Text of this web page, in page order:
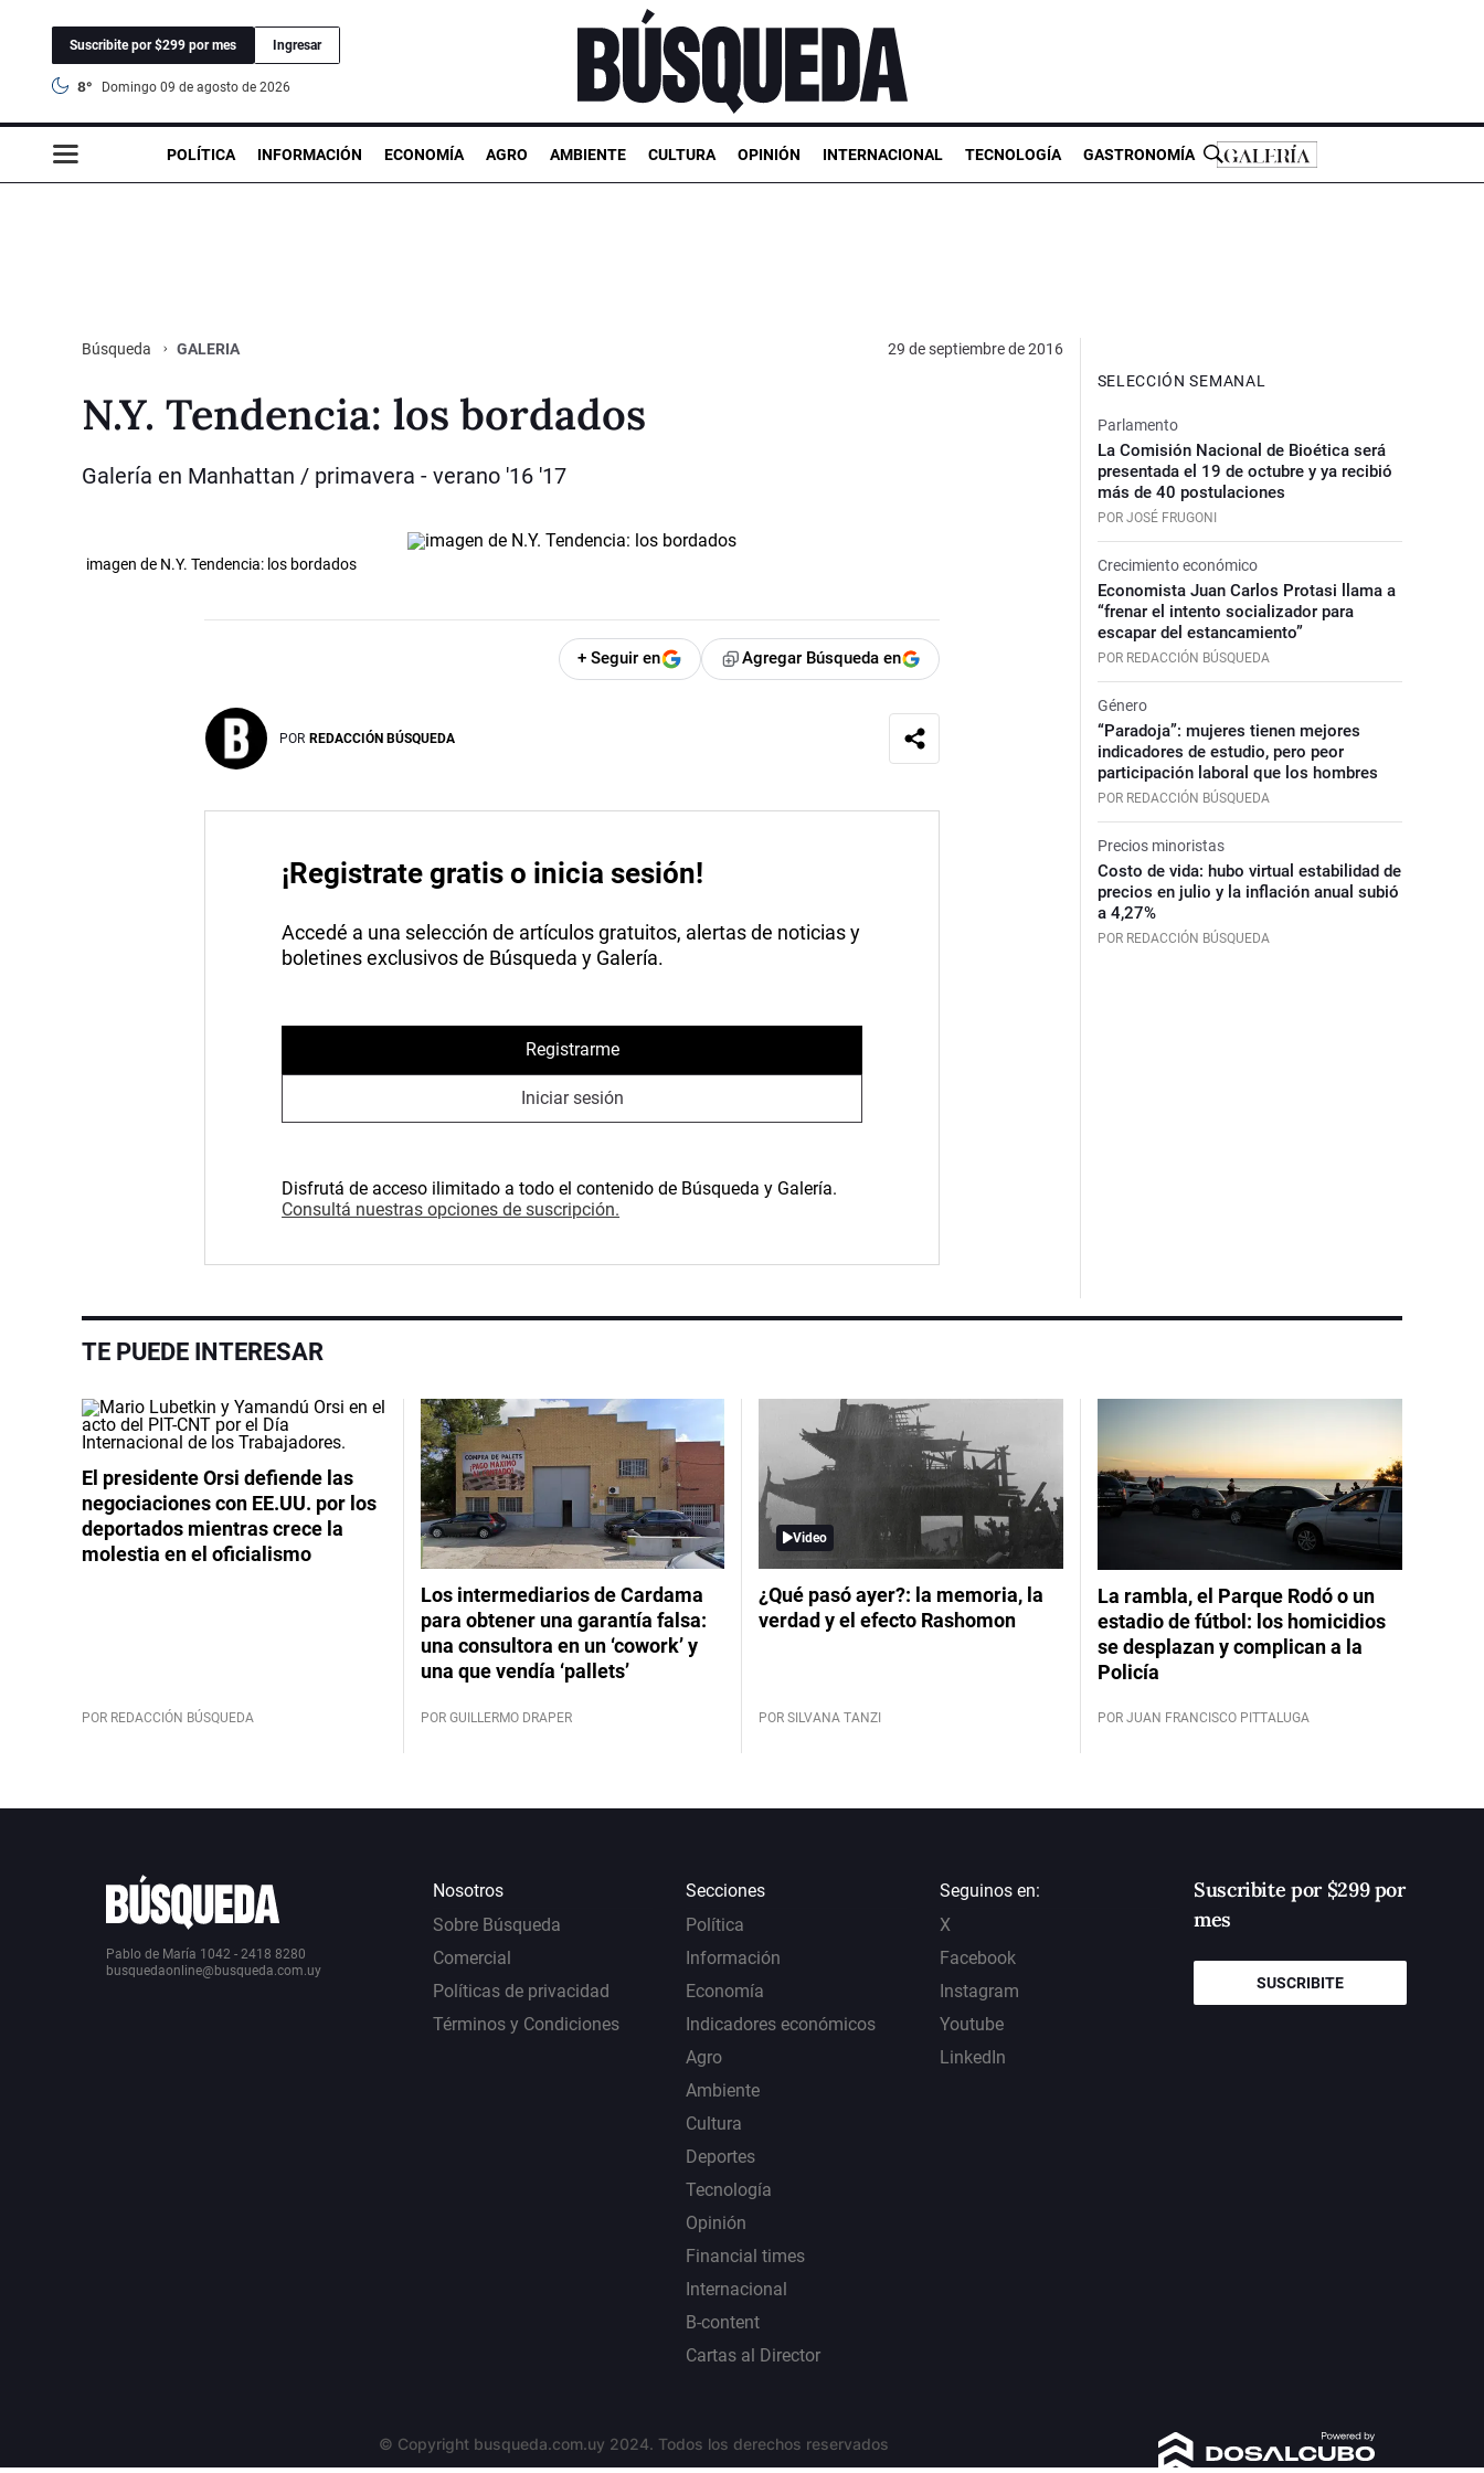
Suscribite por $299 por mes Ingresar
8° domingo 09 de agosto de 2026
POLÍTICA INFORMACIÓN ECONOMÍA AGRO AMBIENTE CULTURA OPINIÓN INTERNACIONAL TECNOLOGÍA GASTRONOMÍA
Búsqueda GALERIA 29 de septiembre de 2016
N.Y. Tendencia: los bordados
Galería en Manhattan / primavera - verano '16 '17
imagen de N.Y. Tendencia: los bordados
+ Seguir en Agregar Búsqueda en
POR REDACCIÓN BÚSQUEDA
¡Registrate gratis o inicia sesión!
Accedé a una selección de artículos gratuitos, alertas de noticias y
boletines exclusivos de Búsqueda y Galería.
Registrarme
Iniciar sesión
Disfrutá de acceso ilimitado a todo el contenido de Búsqueda y Galería.
Consultá nuestras opciones de suscripción.
SELECCIÓN SEMANAL
Parlamento
La Comisión Nacional de Bioética será
presentada el 19 de octubre y ya recibió
más de 40 postulaciones
POR JOSÉ FRUGONI
Crecimiento económico
Economista Juan Carlos Protasi llama a
“frenar el intento socializador para
escapar del estancamiento”
POR REDACCIÓN BÚSQUEDA
Género
“Paradoja”: mujeres tienen mejores
indicadores de estudio, pero peor
participación laboral que los hombres
POR REDACCIÓN BÚSQUEDA
Precios minoristas
Costo de vida: hubo virtual estabilidad de
precios en julio y la inflación anual subió
a 4,27%
POR REDACCIÓN BÚSQUEDA
TE PUEDE INTERESAR
El presidente Orsi defiende las
negociaciones con EE.UU. por los
deportados mientras crece la
molestia en el oficialismo
POR REDACCIÓN BÚSQUEDA
Los intermediarios de Cardama
para obtener una garantía falsa:
una consultora en un ‘cowork’ y
una que vendía ‘pallets’
POR GUILLERMO DRAPER
Video
¿Qué pasó ayer?: la memoria, la
verdad y el efecto Rashomon
POR SILVANA TANZI
La rambla, el Parque Rodó o un
estadio de fútbol: los homicidios
se desplazan y complican a la
Policía
POR JUAN FRANCISCO PITTALUGA
Pablo de María 1042 - 2418 8280
busquedaonline@busqueda.com.uy
Nosotros
Sobre Búsqueda
Comercial
Políticas de privacidad
Términos y Condiciones
Secciones
Política
Información
Economía
Indicadores económicos
Agro
Ambiente
Cultura
Deportes
Tecnología
Opinión
Financial times
Internacional
B-content
Cartas al Director
Seguinos en:
X
Facebook
Instagram
Youtube
LinkedIn
Suscribite por $299 por
mes
SUSCRIBITE
© Copyright busqueda.com.uy 2024. Todos los derechos reservados